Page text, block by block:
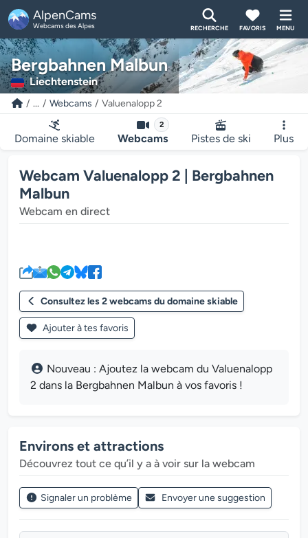
AlpenCams
Webcams des Alpes RECHERCHE FAVORIS MENU
Bergbahnen Malbun
Liechtenstein
... Webcams Valuenalopp 2
Domaine skiable
2
Webcams Pistes de ski Plus
Webcam Valuenalopp 2 | Bergbahnen
Malbun
Webcam en direct
Consultez les 2 webcams du domaine skiable
Ajouter à tes favoris
Nouveau : Ajoutez la webcam du Valuenalopp
2 dans la Bergbahnen Malbun à vos favoris !
Environs et attractions
Découvrez tout ce qu’il y a à voir sur la webcam
Signaler un problème Envoyer une suggestion